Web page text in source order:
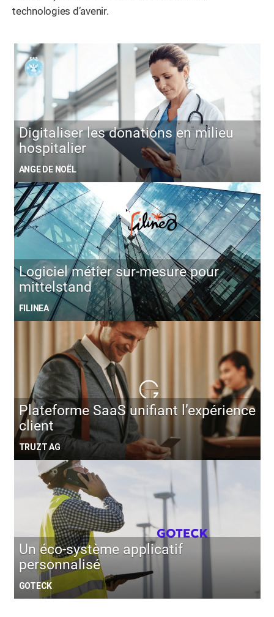
technologies d’avenir.
Digitaliser les donations en milieu
hospitalier
ANGE DE NOËL
Logiciel métier sur-mesure pour
mittelstand
FILINEA
Plateforme SaaS unifiant l’expérience
client
TRUZT AG
Un éco-système applicatif
personnalisé
GOTECK